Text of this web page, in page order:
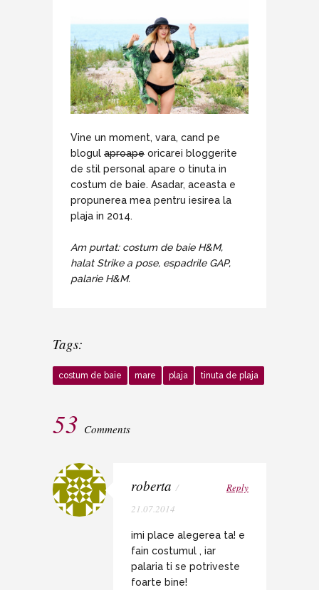
Vine un moment, vara, cand pe
blogul aproape oricarei bloggerite
de stil personal apare o tinuta in
costum de baie. Asadar, aceasta e
propunerea mea pentru iesirea la
plaja in 2014.
Am purtat: costum de baie H&M,
halat Strike a pose, espadrile GAP,
palarie H&M.
Tags:
costum de baie mare plaja tinuta de plaja
53 Comments
roberta /
21.07.2014
Reply
imi place alegerea ta! e
fain costumul , iar
palaria ti se potriveste
foarte bine!